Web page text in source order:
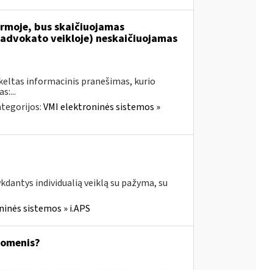
bus skaičiuojamas
veikloje) neskaičiuojamas
informacinis pranešimas, kurio
VMI elektroninės sistemos »
individualią veiklą su pažyma, su
sistemos » i.APS